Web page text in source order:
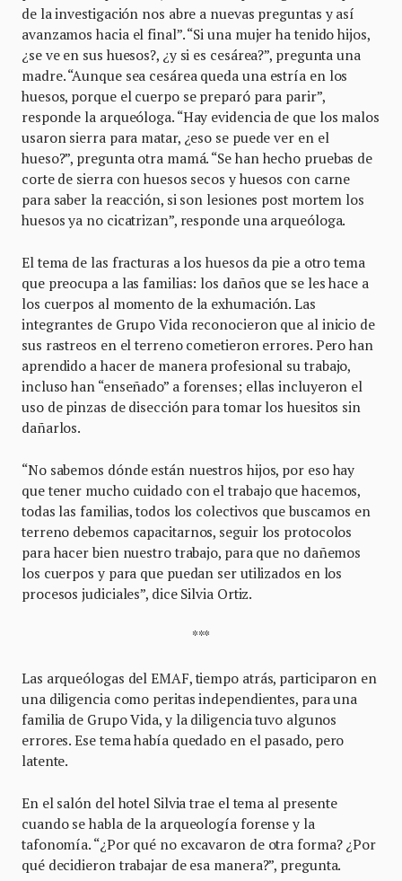
de la investigación nos abre a nuevas preguntas y así
avanzamos hacia el final”. “Si una mujer ha tenido hijos,
¿se ve en sus huesos?, ¿y si es cesárea?”, pregunta una
madre. “Aunque sea cesárea queda una estría en los
huesos, porque el cuerpo se preparó para parir”,
responde la arqueóloga. “Hay evidencia de que los malos
usaron sierra para matar, ¿eso se puede ver en el
hueso?”, pregunta otra mamá. “Se han hecho pruebas de
corte de sierra con huesos secos y huesos con carne
para saber la reacción, si son lesiones post mortem los
huesos ya no cicatrizan”, responde una arqueóloga.
El tema de las fracturas a los huesos da pie a otro tema
que preocupa a las familias: los daños que se les hace a
los cuerpos al momento de la exhumación. Las
integrantes de Grupo Vida reconocieron que al inicio de
sus rastreos en el terreno cometieron errores. Pero han
aprendido a hacer de manera profesional su trabajo,
incluso han “enseñado” a forenses; ellas incluyeron el
uso de pinzas de disección para tomar los huesitos sin
dañarlos.
“No sabemos dónde están nuestros hijos, por eso hay
que tener mucho cuidado con el trabajo que hacemos,
todas las familias, todos los colectivos que buscamos en
terreno debemos capacitarnos, seguir los protocolos
para hacer bien nuestro trabajo, para que no dañemos
los cuerpos y para que puedan ser utilizados en los
procesos judiciales”, dice Silvia Ortiz.
***
Las arqueólogas del EMAF, tiempo atrás, participaron en
una diligencia como peritas independientes, para una
familia de Grupo Vida, y la diligencia tuvo algunos
errores. Ese tema había quedado en el pasado, pero
latente.
En el salón del hotel Silvia trae el tema al presente
cuando se habla de la arqueología forense y la
tafonomía. “¿Por qué no excavaron de otra forma? ¿Por
qué decidieron trabajar de esa manera?”, pregunta.